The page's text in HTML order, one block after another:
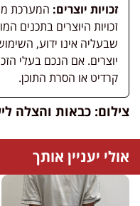
זכויות יוצרים: המערכת
זכויות היוצרים בתכנים
יוצרים. אם הנכם בעלי
קרדיט או הסרת התוכן.
צילום: כבאות והצלה
אולי יעניין אותך